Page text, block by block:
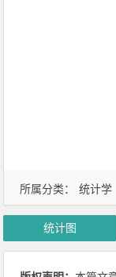
所属分类： 统计学
统计图